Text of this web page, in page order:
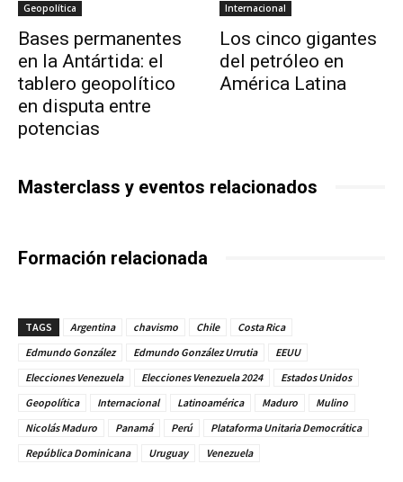
Geopolítica
Bases permanentes
en la Antártida: el
tablero geopolítico
en disputa entre
potencias
Internacional
Los cinco gigantes
del petróleo en
América Latina
Masterclass y eventos relacionados
Formación relacionada
TAGS Argentina chavismo Chile
Costa Rica
Edmundo González
Edmundo González Urrutia
EEUU
Elecciones Venezuela
Elecciones Venezuela 2024
Estados Unidos
Geopolítica
Internacional Latinoamérica Maduro
Mulino
Nicolás Maduro
Panamá Perú
Plataforma Unitaria Democrática
República Dominicana
Uruguay Venezuela